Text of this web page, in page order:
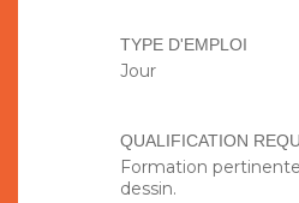
TYPE D'EMPLOI
Jour
QUALIFICATION
Formation
dessin.